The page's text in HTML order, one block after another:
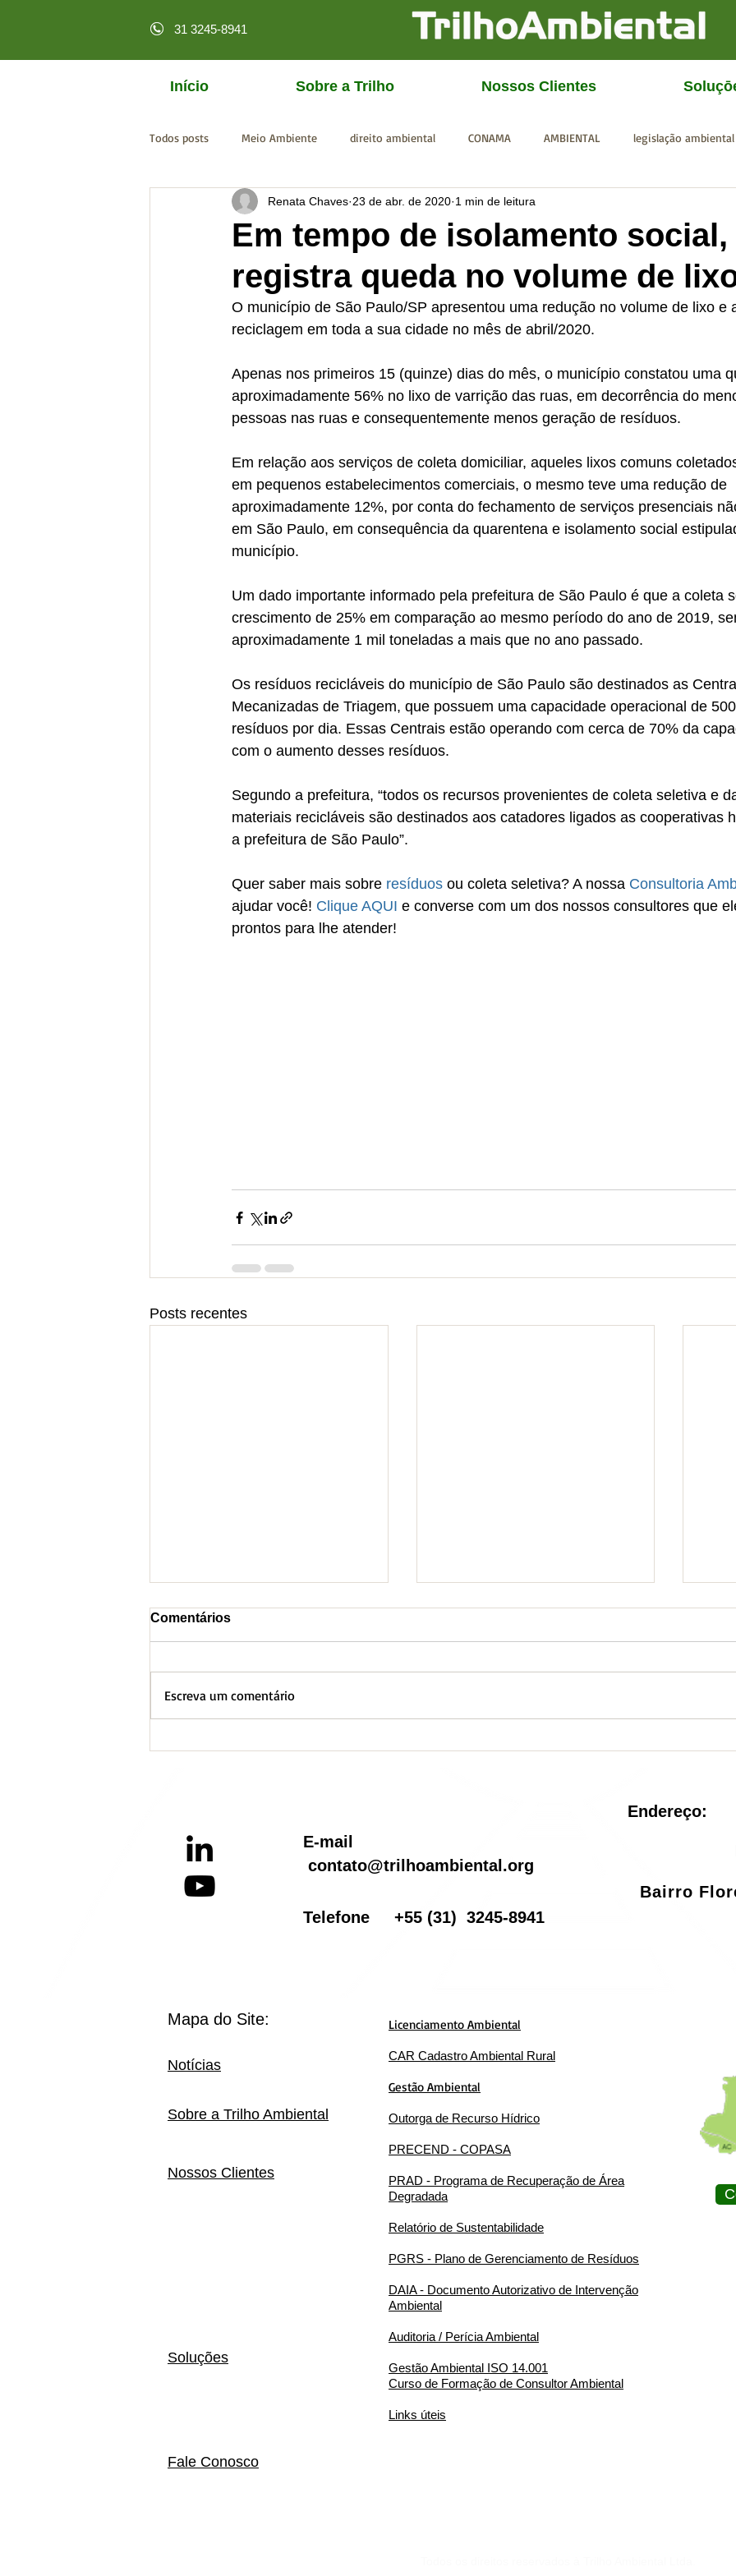
31 3245-8941
Início Sobre a Trilho Nossos Clientes
Todos posts Meio Ambiente direito ambiental CONAMA AMBIENTAL legislação ambiental
licenciamento online MPF CGU IBAMA SISEMA
Em tempo de isolamento social,
registra queda no volume de
Renata Chaves 23 de abr. de 2020 1 min de leitura
O município de São Paulo/SP apresentou uma redução no volume de lixo e
reciclagem em toda a sua cidade no mês de abril/2020.
Apenas nos primeiros 15 (quinze) dias do mês, o município constatou uma
aproximadamente 56% no lixo de varrição das ruas, em decorrência do
pessoas nas ruas e consequentemente menos geração de resíduos.
Em relação aos serviços de coleta domiciliar, aqueles lixos comuns
em pequenos estabelecimentos comerciais, o mesmo teve uma redução de
aproximadamente 12%, por conta do fechamento de serviços presenciais
em São Paulo, em consequência da quarentena e isolamento social
município.
Um dado importante informado pela prefeitura de São Paulo é que a coleta
crescimento de 25% em comparação ao mesmo período do ano de 2019,
aproximadamente 1 mil toneladas a mais que no ano passado.
Os resíduos recicláveis do município de São Paulo são destinados as
Mecanizadas de Triagem, que possuem uma capacidade operacional de
resíduos por dia. Essas Centrais estão operando com cerca de 70% da
com o aumento desses resíduos.
Segundo a prefeitura, “todos os recursos provenientes de coleta seletiva e
materiais recicláveis são destinados aos catadores ligados as cooperativas
a prefeitura de São Paulo”.
Quer saber mais sobre resíduos ou coleta seletiva? A nossa Consultoria
ajudar você! Clique AQUI e converse com um dos nossos consultores que
prontos para lhe atender!
Posts recentes
Comentários
Escreva um comentário
E-mail
contato@trilhoambiental.org
Telefone +55 (31) 3245-8941
Endereço:
Bairro
Sobre a Trilho Ambiental
Notícias
Nossos Clientes
Soluções
Mapa do Site: Licenciamento Ambiental
CAR Cadastro Ambiental Rural
Gestão Ambiental
Outorga de Recurso Hídrico
PRECEND - COPASA
PRAD - Programa de Recuperação de Área
Degradada
Relatório de Sustentabilidade
PGRS - Plano de Gerenciamento de Resíduos
DAIA - Documento Autorizativo de Intervenção
Ambiental
Auditoria / Perícia Ambiental
Gestão Ambiental ISO 14.001
Curso de Formação de Consultor Ambiental
Links úteis
Fale Conosco